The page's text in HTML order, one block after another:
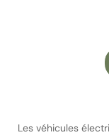
Les véhicules